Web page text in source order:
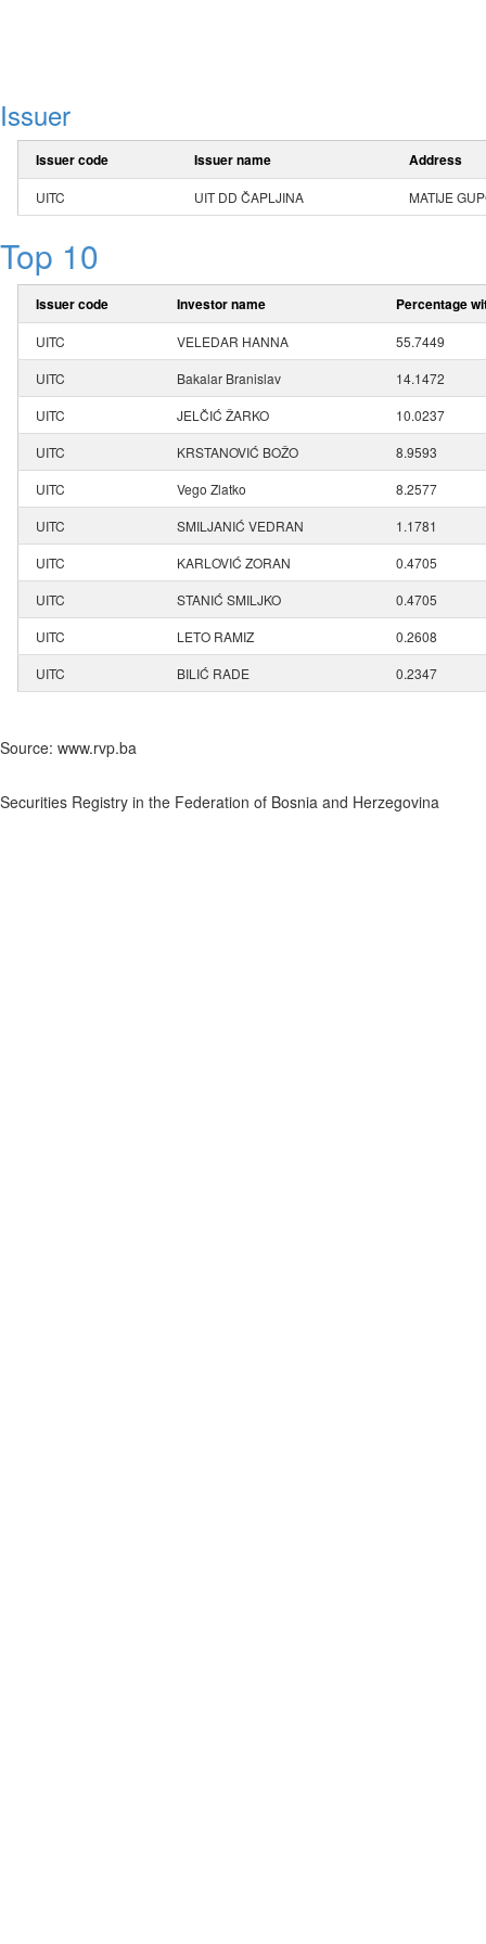
Issuer
Issuer code Issuer name Address
UITC UIT DD ČAPLJINA MATIJE
Top 10
Issuer code Investor name Percentage
UITC VELEDAR HANNA
55.7449
UITC
Bakalar Branislav
14.1472
UITC
JELČIĆ ŽARKO
10.0237
UITC
KRSTANOVIĆ BOŽO
8.9593
UITC
Vego Zlatko
8.2577
UITC
SMILJANIĆ VEDRAN
1.1781
UITC
KARLOVIĆ ZORAN
0.4705
UITC
STANIĆ SMILJKO
0.4705
UITC
LETO RAMIZ
0.2608
UITC
BILIĆ RADE 0.2347
Source: www.rvp.ba
Securities Registry in the Federation of Bosnia and Herzegovina